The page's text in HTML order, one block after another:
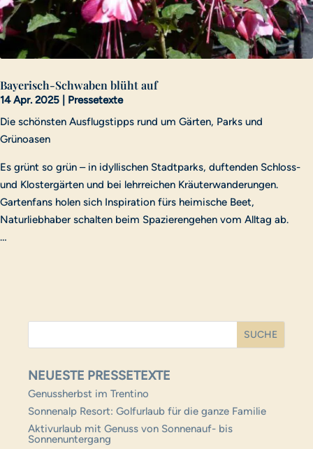
Bayerisch-Schwaben blüht auf
14 Apr. 2025
Pressetexte
Die schönsten Ausflugstipps rund um Gärten, Parks und
Grünoasen
Es grünt so grün – in idyllischen Stadtparks, duftenden Schloss-
und Klostergärten und bei lehrreichen Kräuterwanderungen.
Gartenfans holen sich Inspiration fürs heimische Beet,
Naturliebhaber schalten beim Spazierengehen vom Alltag ab.
…
NEUESTE PRESSETEXTE
Genussherbst im Trentino
Sonnenalp Resort: Golfurlaub für die ganze Familie
Aktivurlaub mit Genuss von Sonnenauf- bis
Sonnenuntergang